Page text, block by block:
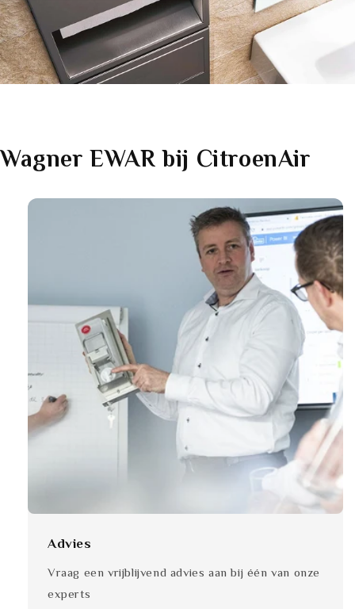
Wagner EWAR bij CitroenAir
Link
Advies
Vraag een vrijblijvend advies aan bij één van onze
experts